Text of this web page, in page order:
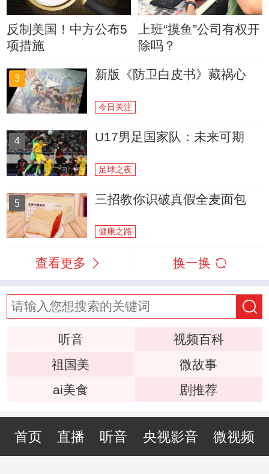
反制美国！中方公布5
项措施
上班“摸鱼”公司有权开
除吗？
3 新版《防卫白皮书》藏祸心
今日关注
4 U17男足国家队：未来可期
足球之夜
5 三招教你识破真假全麦面包
健康之路
查看更多 换一换
听音
视频百科
祖国美
微故事
ai美食
剧推荐
首页 直播 听音 央视影音 微视频